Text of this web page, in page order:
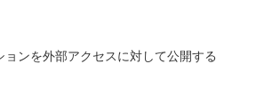
ンを外部アクセスに対して公開する